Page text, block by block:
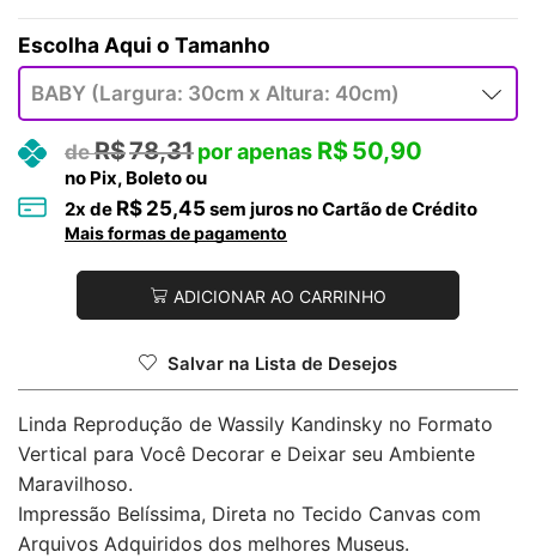
Tamanho
R$78,31 R$50,90
no Pix, Boleto ou
2x de R$ 25,45 sem juros no Cartão de Crédito
Mais formas de pagamento
ADICIONAR AO CARRINHO
Salvar na Lista de Desejos
Linda Reprodução de Wassily Kandinsky no Formato
Vertical para Você Decorar e Deixar seu Ambiente
Maravilhoso.
Impressão Belíssima, Direta no Tecido Canvas com
Arquivos Adquiridos dos melhores Museus.